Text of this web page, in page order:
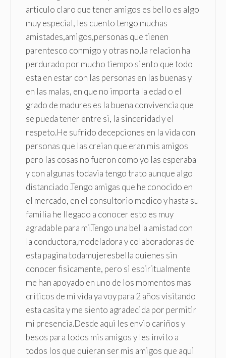
articulo claro que tener amigos es bello es algo
muy especial, les cuento tengo muchas
amistades,amigos,personas que tienen
parentesco conmigo y otras no,la relacion ha
perdurado por mucho tiempo siento que todo
esta en estar con las personas en las buenas y
en las malas, en que no importa la edad o el
grado de madures es la buena convivencia que
se pueda tener entre si, la sinceridad y el
respeto.He sufrido decepciones en la vida con
personas que las creian que eran mis amigos
pero las cosas no fueron como yo las esperaba
y con algunas todavia tengo trato aunque algo
distanciado .Tengo amigas que he conocido en
el mercado, en el consultorio medico y hasta su
familia he llegado a conocer esto es muy
agradable para mi.Tengo una bella amistad con
la conductora,modeladora y colaboradoras de
esta pagina todamujeresbella quienes sin
conocer fisicamente, pero si espiritualmente
me han apoyado en uno de los momentos mas
criticos de mi vida ya voy para 2 años visitando
esta casita y me siento agradecida por permitir
mi presencia.Desde aqui les envio cariños y
besos para todos mis amigos y les invito a
todos los que quieran ser mis amigos que aqui